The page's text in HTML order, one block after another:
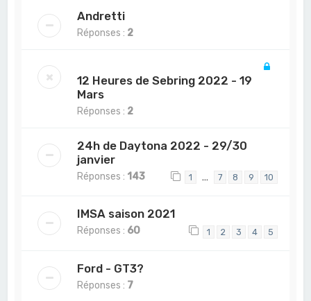
Andretti
Réponses : 2
12 Heures de Sebring 2022 - 19
Mars
Réponses : 2
24h de Daytona 2022 - 29/30
janvier
Réponses : 143 1 … 7 8 9 10
IMSA saison 2021
Réponses : 60 1 2 3 4 5
Ford - GT3?
Réponses : 7